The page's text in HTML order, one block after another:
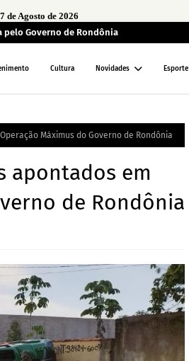
de Agosto de 2026
pelo Governo de Rondônia
Cultura Novidades Esporte
Máximus do Governo de Rondônia
apontados em
de Rondônia